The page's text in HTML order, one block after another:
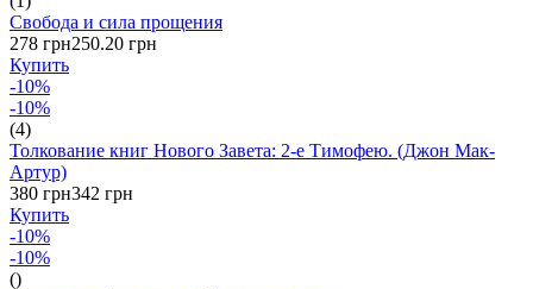
Свобода и сила прощения
278 грн250.20 грн
Купить
-10%
-10%
(4)
Толкование книг Нового Завета: 2-е Тимофею. (Джон Мак-
Артур)
380 грн342 грн
Купить
-10%
-10%
()